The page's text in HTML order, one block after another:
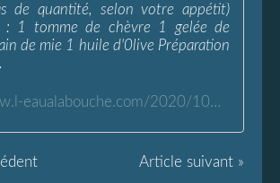
de quantité, selon votre appétit)
: 1 tomme de chèvre 1 gelée de
de mie 1 huile d'0live Préparation
http://www.l-eaualabouche.com/2020/10/bouchee-de-tomme-de-chevre-a-la-gelee-de-tomate.html
Article suivant »